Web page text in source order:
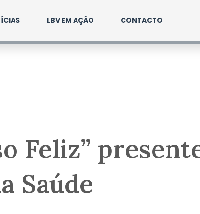
LBV EM AÇÃO CONTACTO
Feliz”
Saúde